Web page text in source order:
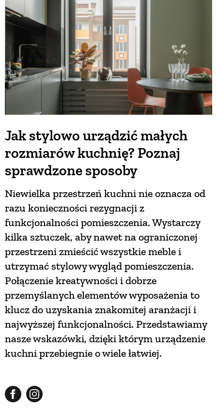
Jak stylowo urządzić małych
rozmiarów kuchnię? Poznaj
sprawdzone sposoby
Niewielka przestrzeń kuchni nie oznacza od
razu konieczności rezygnacji z
funkcjonalności pomieszczenia. Wystarczy
kilka sztuczek, aby nawet na ograniczonej
przestrzeni zmieścić wszystkie meble i
utrzymać stylowy wygląd pomieszczenia.
Połączenie kreatywności i dobrze
przemyślanych elementów wyposażenia to
klucz do uzyskania znakomitej aranżacji i
najwyższej funkcjonalności. Przedstawiamy
nasze wskazówki, dzięki którym urządzenie
kuchni przebiegnie o wiele łatwiej.
BUDUJEMY DOM
OGRÓD
WARZYWA I OWOCE
PORADY
PROJEKTOWANIE OGRODU
NATURALNIE
URODA
NATURALNA APTECZKA
DLA DOMU